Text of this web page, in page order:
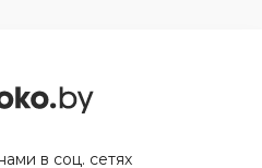
в соц. сетях